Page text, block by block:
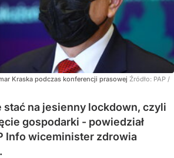
Kraska podczas konferencji prasowej Źródło: PAP /
stać na jesienny lockdown, czyli
gospodarki - powiedział
Info wiceminister zdrowia